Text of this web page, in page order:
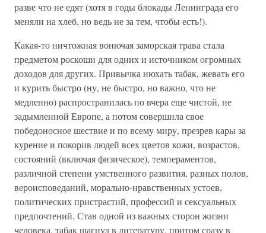
разве что не едят (хотя в годы блокады Ленинграда его
меняли на хлеб, но ведь не за тем, чтобы есть!).
Какая-то ничтожная вонючая заморская трава стала
предметом роскоши для одних и источником огромных
доходов для других. Привычка нюхать табак, жевать его
и курить быстро (ну, не быстро, но важно, что не
медленно) распространилась по вчера еще чистой, не
задымленной Европе, а потом совершила свое
победоносное шествие и по всему миру, презрев кары за
курение и покорив людей всех цветов кожи, возрастов,
состояний (включая физическое), темпераментов,
различной степени умственного развития, разных полов,
вероисповеданий, морально-нравственных устоев,
политических пристрастий, профессий и сексуальных
предпочтений. Став одной из важных сторон жизни
человека, табак шагнул в литературу, притом сразу в